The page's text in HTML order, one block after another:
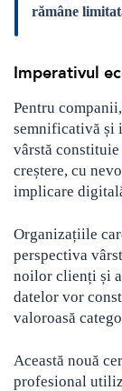
rămâne
Imperativul
Pentru
semnificativă și
vârstă
creștere, cu
implicare
Organizațiile
perspectiva
noilor clienți și
datelor vor
valoroasă
Această nouă
profesional